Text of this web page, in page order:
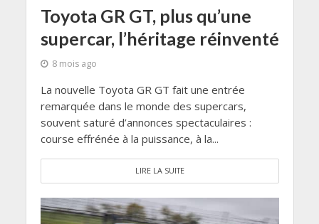
Toyota GR GT, plus qu’une
supercar, l’héritage réinventé
8 mois ago
La nouvelle Toyota GR GT fait une entrée
remarquée dans le monde des supercars,
souvent saturé d’annonces spectaculaires :
course effrénée à la puissance, à la...
LIRE LA SUITE